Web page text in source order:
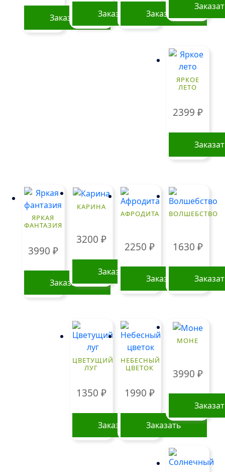
Заказать Заказать Заказать
ЯРКОЕ
ЛЕТО
2399 ₽
ЯРКАЯ
ФАНТАЗИЯ
3990 ₽
Заказать
КАРИНА
3200 ₽
Заказать
АФРОДИТА
2250 ₽
Заказать
ВОЛШЕБСТВО
1630 ₽
ЦВЕТУЩИЙ
ЛУГ
1350 ₽
Заказать
НЕБЕСНЫЙ
ЦВЕТОК
1990 ₽
Заказать
МОНЕ
3990 ₽